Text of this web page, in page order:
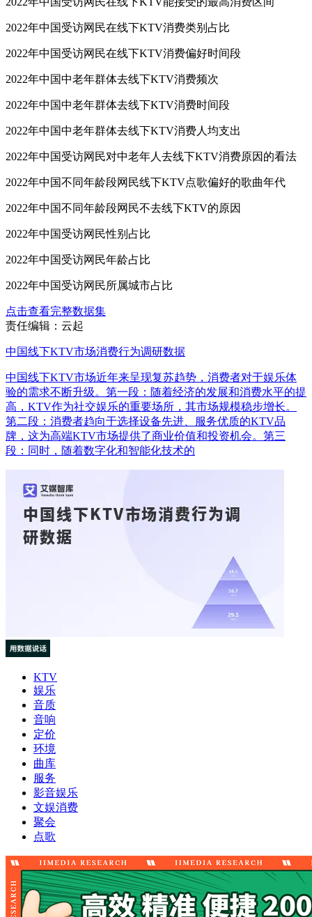
2022年中国受访网民在线下KTV消费类别占比
2022年中国受访网民在线下KTV消费偏好时间段
2022年中国中老年群体去线下KTV消费频次
2022年中国中老年群体去线下KTV消费时间段
2022年中国中老年群体去线下KTV消费人均支出
2022年中国受访网民对中老年人去线下KTV消费原因的看法
2022年中国不同年龄段网民线下KTV点歌偏好的歌曲年代
2022年中国不同年龄段网民不去线下KTV的原因
2022年中国受访网民性别占比
2022年中国受访网民年龄占比
2022年中国受访网民所属城市占比
点击查看完整数据集
责任编辑：云起
中国线下KTV市场消费行为调研数据
中国线下KTV市场近年来呈现复苏趋势，消费者对于娱乐体
验的需求不断升级。第一段：随着经济的发展和消费水平的提
高，KTV作为社交娱乐的重要场所，其市场规模稳步增长。
第二段：消费者趋向于选择设备先进、服务优质的KTV品
牌，这为高端KTV市场提供了商业价值和投资机会。第三
段：同时，随着数字化和智能化技术的
KTV
娱乐
音质
音响
定价
环境
曲库
服务
影音娱乐
文娱消费
聚会
点歌